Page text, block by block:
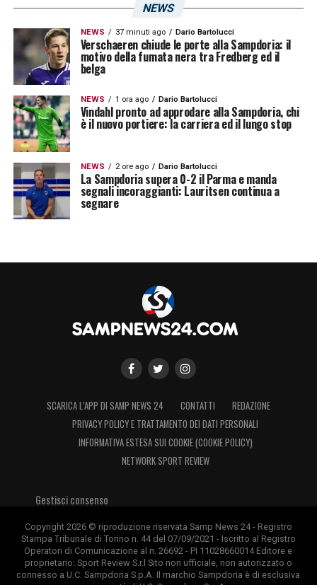
NEWS
NEWS 37 minuti ago Dario Bartolucci
Verschaeren chiude le porte alla Sampdoria: il
motivo della fumata nera tra Fredberg ed il
belga
NEWS 1 ora ago Dario Bartolucci
Vindahl pronto ad approdare alla Sampdoria, chi
è il nuovo portiere: la carriera ed il lungo stop
NEWS 2 ore ago Dario Bartolucci
La Sampdoria supera 0-2 il Parma e manda
segnali incoraggianti: Lauritsen continua a
segnare
SCARICA L’APP DI SAMP NEWS 24 CONTATTI
REDAZIONE
PRIVACY POLICY E TRATTAMENTO DEI DATI PERSONALI
INFORMATIVA ESTESA SUI COOKIE (COOKIE POLICY)
NETWORK SPORT REVIEW
Gestisci consenso
Copyright 2026 © riproduzione riservata Samp News 24 - Registro
Stampa Tribunale di Torino n. 44 del 07/09/2021 - Iscritto al Registro
Operatori di Comunicazione al n. 26692 - PI 11028660014 Editore e
proprietario: Sport Review S.r.l Sito non ufficiale, non autorizzato o
connesso a U.C. Sampdoria S.p.A. Il marchio Sampdoria è di esclusiva